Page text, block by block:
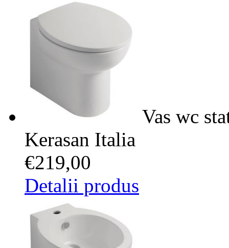
Vas wc
Kerasan Italia
€219,00
Detalii produs